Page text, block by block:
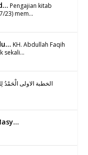
Pengajian kitab
23) mem...
KH. Abdullah Faqih
sekali...
الخطبة الاولى الْحَمْدُ